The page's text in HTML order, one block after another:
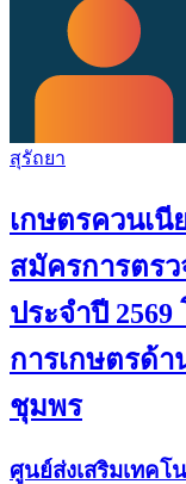
สุรัถยา
เกษตรควนเ
สมัครการตร
ประจำปี
การเกษตรด้า
ชุมพร
ศูนย์ส่งเสริมเทคโ